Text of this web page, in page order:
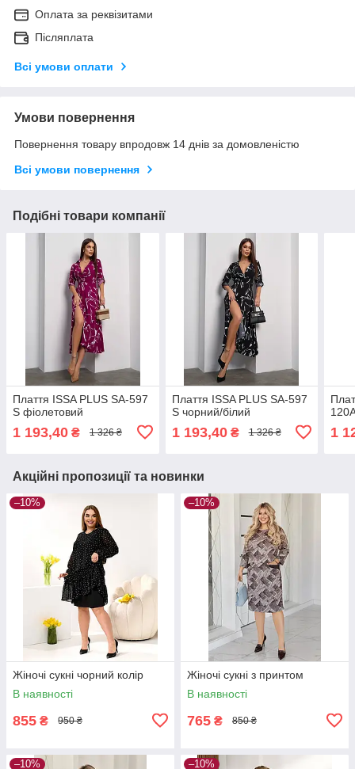
Оплата за реквізитами
Післяплата
Всі умови оплати
Умови повернення
Повернення товару впродовж 14 днів за домовленістю
Всі умови повернення
Подібні товари компанії
Плаття ISSA PLUS SA-597
S фіолетовий
1 193,40 ₴ 1 326 ₴
Плаття ISSA PLUS SA-597
S чорний/білий
1 193,40₴ 1 326 ₴ 1
Акційні пропозиції та новинки
–10%
Жіночі сукні чорний колір
В наявності
855 ₴ 950 ₴
–10%
Жіночі сукні з принтом
В наявності
765 ₴ 850 ₴
–10% –10%